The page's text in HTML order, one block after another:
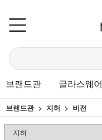
브랜드관 글라스웨어
브랜드관 지허 비전